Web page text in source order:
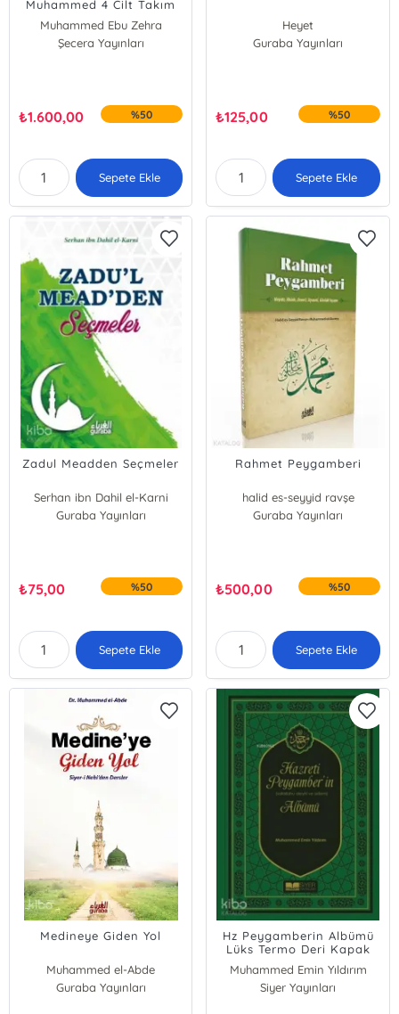
Muhammed 4 Cilt Takım
Muhammed Ebu Zehra
Şecera Yayınları
₺1.600,00 %50
Sepete Ekle
Heyet
Guraba Yayınları
₺125,00 %50
Sepete Ekle
Zadul Meadden Seçmeler
Serhan ibn Dahil el-Karni
Guraba Yayınları
₺75,00 %50
Sepete Ekle
Rahmet Peygamberi
halid es-seyyid ravşe
Guraba Yayınları
₺500,00 %50
Sepete Ekle
Medineye Giden Yol
Muhammed el-Abde
Guraba Yayınları
Hz Peygamberin Albümü
Lüks Termo Deri Kapak
Muhammed Emin Yıldırım
Siyer Yayınları